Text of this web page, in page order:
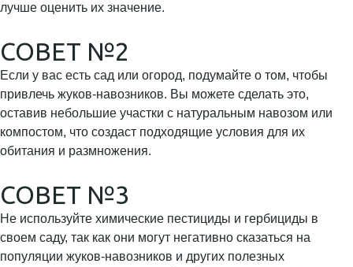
лучше оценить их значение.
СОВЕТ №2
Если у вас есть сад или огород, подумайте о том, чтобы
привлечь жуков-навозников. Вы можете сделать это,
оставив небольшие участки с натуральным навозом или
компостом, что создаст подходящие условия для их
обитания и размножения.
СОВЕТ №3
Не используйте химические пестициды и гербициды в
своем саду, так как они могут негативно сказаться на
популяции жуков-навозников и других полезных